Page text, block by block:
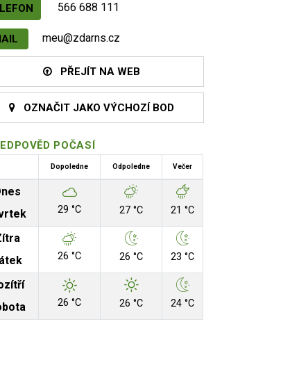
566 688 111
meu@zdarns.cz
PŘEJÍT NA WEB
OZNAČIT JAKO VÝCHOZÍ BOD
POČASÍ
Dopoledne Odpoledne Večer
29 °C 27 °C 21 °C
26 °C 26 °C 23 °C
26 °C 26 °C 24 °C